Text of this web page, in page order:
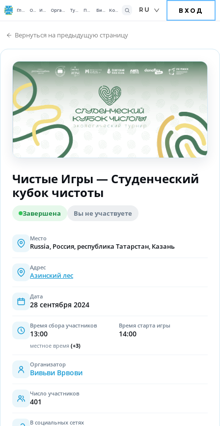
Контакты RU ВХОД
Вернуться на предыдущую страницу
Чистые Игры — Студенческий
кубок чистоты
Завершена Вы не участвуете
Место
Russia, Россия, республика Татарстан, Казань
Адрес
Азинский лес
Дата
28 сентября 2024
Время сбора участников
13:00
Время старта игры
14:00
местное время (+3)
Организатор
Вивьви Врвови
Число участников
401
В социальных сетях